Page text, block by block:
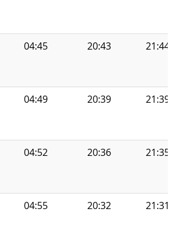
04:45 20:43 21:44
04:49 20:39 21:39
04:52 20:36 21:35
04:55 20:32 21:31